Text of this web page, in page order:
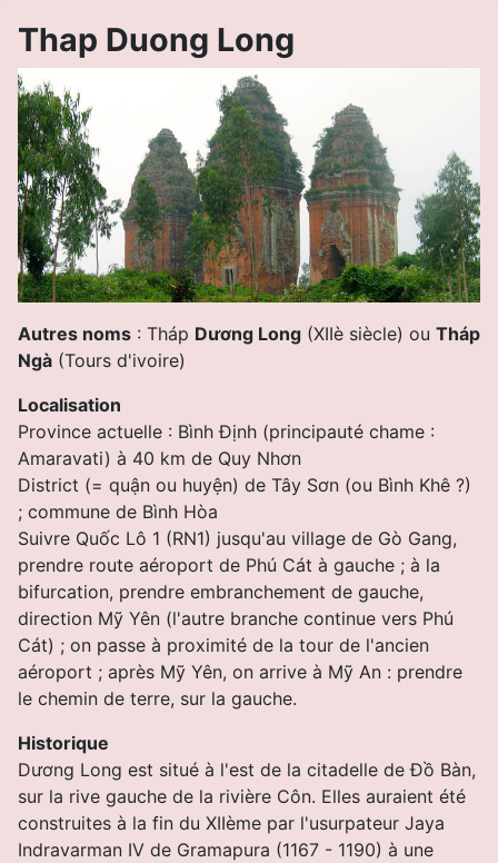
Thap Duong Long
Autres noms : Tháp Dương Long (XIIè siècle) ou Tháp
Ngà (Tours d'ivoire)
Localisation
Province actuelle : Bình Ðịnh (principauté chame :
Amaravati) à 40 km de Quy Nhơn
District (= quận ou huyện) de Tây Sơn (ou Bình Khê ?)
; commune de Bình Hòa
Suivre Quốc Lô 1 (RN1) jusqu'au village de Gò Gang,
prendre route aéroport de Phú Cát à gauche ; à la
bifurcation, prendre embranchement de gauche,
direction Mỹ Yên (l'autre branche continue vers Phú
Cát) ; on passe à proximité de la tour de l'ancien
aéroport ; après Mỹ Yên, on arrive à Mỹ An : prendre
le chemin de terre, sur la gauche.
Historique
Dương Long est situé à l'est de la citadelle de Ðồ Bàn,
sur la rive gauche de la rivière Côn. Elles auraient été
construites à la fin du XIIème par l'usurpateur Jaya
Indravarman IV de Gramapura (1167 - 1190) à une